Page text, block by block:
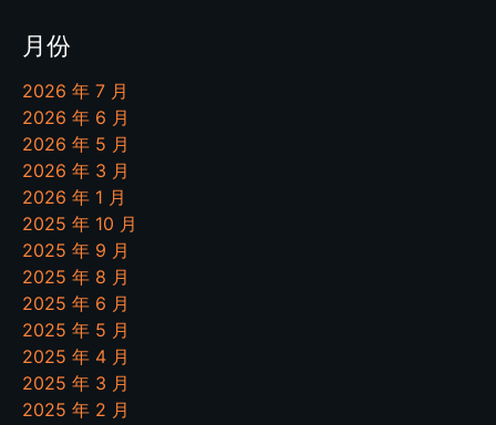
月份
2026 年 7 月
2026 年 6 月
2026 年 5 月
2026 年 3 月
2026 年 1 月
2025 年 10 月
2025 年 9 月
2025 年 8 月
2025 年 6 月
2025 年 5 月
2025 年 4 月
2025 年 3 月
2025 年 2 月